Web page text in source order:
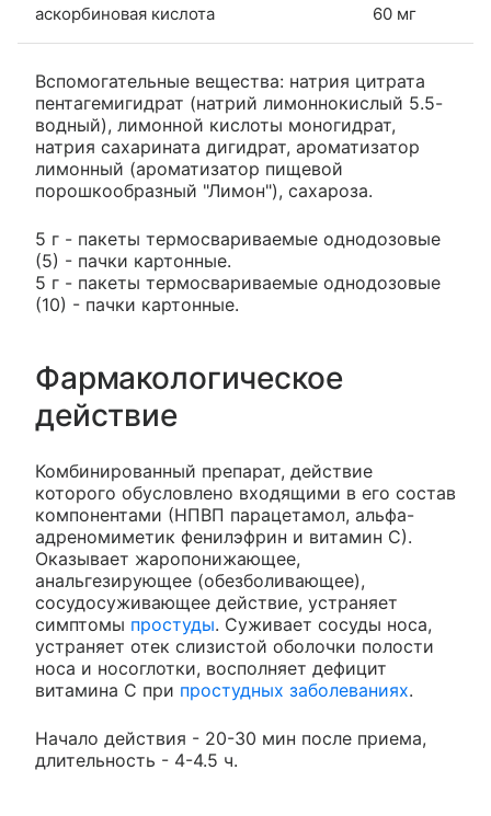
аскорбиновая кислота 60 мг
Вспомогательные вещества: натрия цитрата
пентагемигидрат (натрий лимоннокислый 5.5-
водный), лимонной кислоты моногидрат,
натрия сахарината дигидрат, ароматизатор
лимонный (ароматизатор пищевой
порошкообразный "Лимон"), сахароза.
5 г - пакеты термосвариваемые однодозовые
(5) - пачки картонные.
5 г - пакеты термосвариваемые однодозовые
(10) - пачки картонные.
Фармакологическое
действие
Комбинированный препарат, действие
которого обусловлено входящими в его состав
компонентами (НПВП парацетамол, альфа-
адреномиметик фенилэфрин и витамин С).
Оказывает жаропонижающее,
анальгезирующее (обезболивающее),
сосудосуживающее действие, устраняет
симптомы простуды. Суживает сосуды носа,
устраняет отек слизистой оболочки полости
носа и носоглотки, восполняет дефицит
витамина С при простудных заболеваниях.
Начало действия - 20-30 мин после приема,
длительность - 4-4.5 ч.